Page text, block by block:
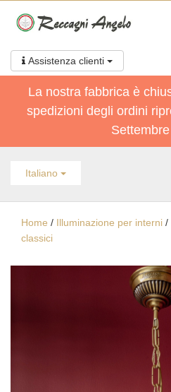
Assistenza clienti
La nostra fabbrica è
spedizioni degli ordini
Italiano
Home / Illuminazione per interni /
classici